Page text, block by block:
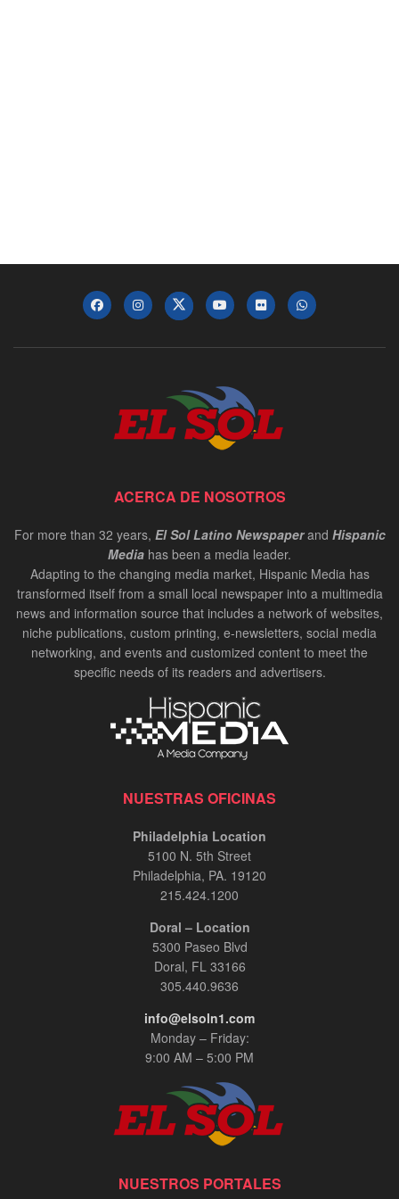
ACERCA DE NOSOTROS
For more than 32 years, El Sol Latino Newspaperand Hispanic
Media has been a media leader.
Adapting to the changing media market, Hispanic Media has
transformed itself from a small local newspaper into a multimedia
news and information source that includes a network of websites,
niche publications, custom printing, e-newsletters, social media
networking, and events and customized content to meet the
specific needs of its readers and advertisers.
NUESTRAS OFICINAS
Philadelphia Location
5100 N. 5th Street
Philadelphia, PA. 19120
215.424.1200
Doral – Location
5300 Paseo Blvd
Doral, FL 33166
305.440.9636
info@elsoln1.com
Monday – Friday:
9:00 AM – 5:00 PM
NUESTROS PORTALES